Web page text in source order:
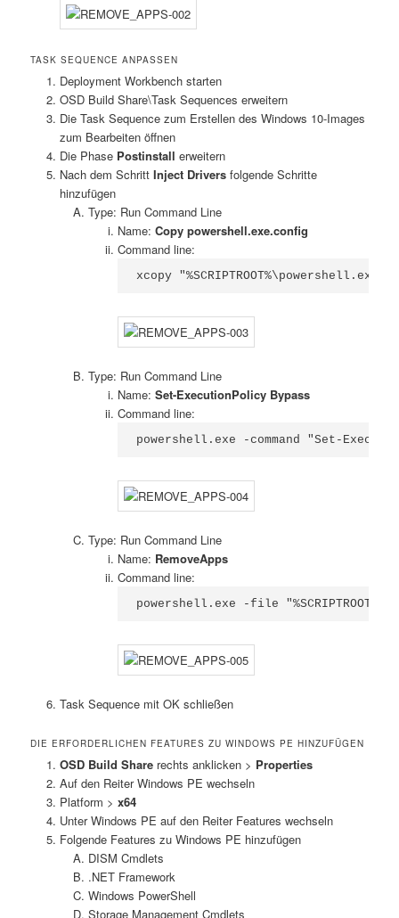
TASK SEQUENCE ANPASSEN
Deployment Workbench starten
OSD Build Share\Task Sequences erweitern
Die Task Sequence zum Erstellen des Windows 10-Images
zum Bearbeiten öffnen
Die Phase Postinstall erweitern
Nach dem SchrittInject Driversfolgende Schritte
hinzufügen
Type: Run Command Line
Name: Copy powershell.exe.config
Command line:
xcopy
Type: Run Command Line
Name: Set-ExecutionPolicy Bypass
Command line:
powershell.exe -command "Set-
Type: Run Command Line
Name: RemoveApps
Command line:
powershell.exe -file
Task Sequence mit OK schließen
DIE ERFORDERLICHEN FEATURES ZU WINDOWS PE HINZUFÜGEN
OSD Build Sharerechts anklicken > Properties
Auf den Reiter Windows PE wechseln
Platform > x64
Unter Windows PE auf den Reiter Features wechseln
Folgende Features zu Windows PE hinzufügen
DISM Cmdlets
.NET Framework
Windows PowerShell
Storage Management Cmdlets